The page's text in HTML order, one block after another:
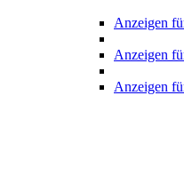
Anzeigen
Anzeigen
Anzeigen